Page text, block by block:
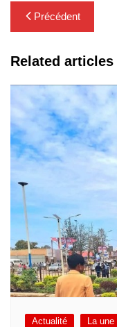
Navigation
de
l’article
Précédent
Related articles
Actualité La une